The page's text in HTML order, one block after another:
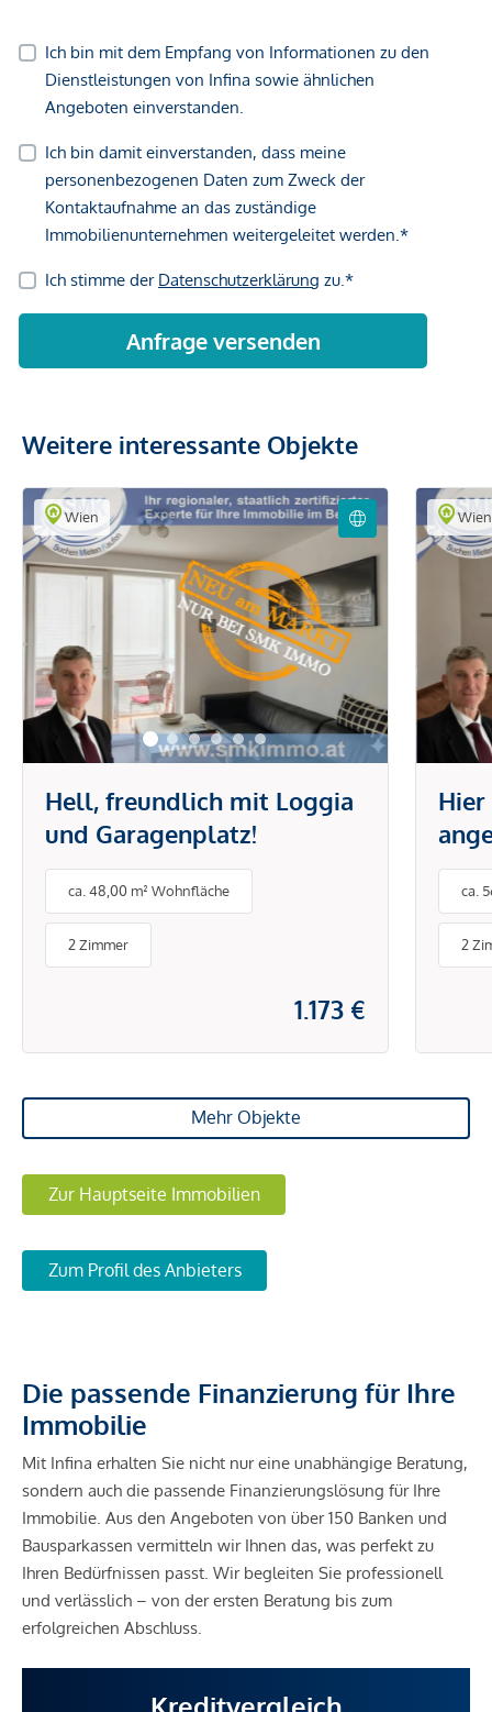
Weitere interessante Objekte
Wien
Hell, freundlich mit Loggia
und Garagenplatz!
ca. 48,00 m² Wohnfläche
2 Zimmer
1.173 €
Wien
ca.
2
Mehr Objekte
Zur Hauptseite Immobilien
Zum Profil des Anbieters
Die passende Finanzierung für Ihre
Immobilie
Mit Infina erhalten Sie nicht nur eine unabhängige Beratung,
sondern auch die passende Finanzierungslösung für Ihre
Immobilie. Aus den Angeboten von über 150 Banken und
Bausparkassen vermitteln wir Ihnen das, was perfekt zu
Ihren Bedürfnissen passt. Wir begleiten Sie professionell
und verlässlich – von der ersten Beratung bis zum
erfolgreichen Abschluss.